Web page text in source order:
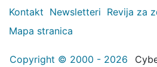
Kontakt Newsletteri Revija za
Mapa stranica
Copyright © 2000 - 2026